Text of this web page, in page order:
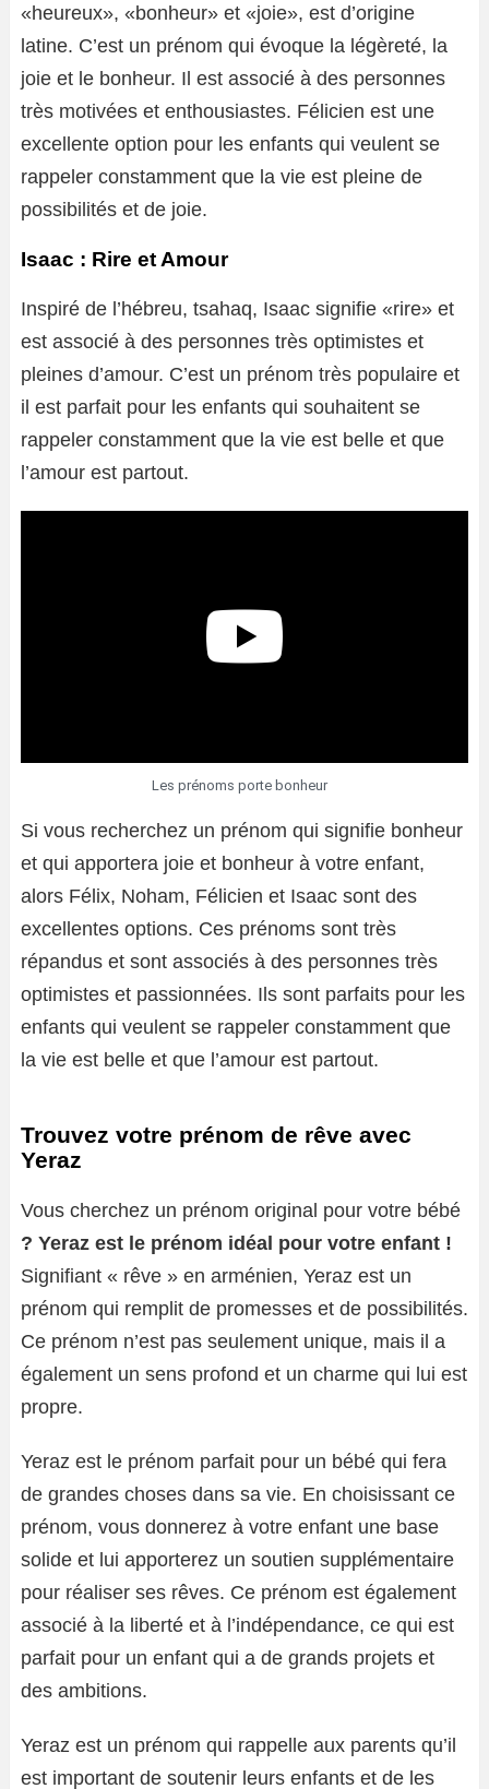
«heureux», «bonheur» et «joie», est d’origine
latine. C’est un prénom qui évoque la légèreté, la
joie et le bonheur. Il est associé à des personnes
très motivées et enthousiastes. Félicien est une
excellente option pour les enfants qui veulent se
rappeler constamment que la vie est pleine de
possibilités et de joie.
Isaac : Rire et Amour
Inspiré de l’hébreu, tsahaq, Isaac signifie «rire» et
est associé à des personnes très optimistes et
pleines d’amour. C’est un prénom très populaire et
il est parfait pour les enfants qui souhaitent se
rappeler constamment que la vie est belle et que
l’amour est partout.
Les prénoms porte bonheur
Si vous recherchez un prénom qui signifie bonheur
et qui apportera joie et bonheur à votre enfant,
alors Félix, Noham, Félicien et Isaac sont des
excellentes options. Ces prénoms sont très
répandus et sont associés à des personnes très
optimistes et passionnées. Ils sont parfaits pour les
enfants qui veulent se rappeler constamment que
la vie est belle et que l’amour est partout.
Trouvez votre prénom de rêve avec
Yeraz
Vous cherchez un prénom original pour votre bébé
? Yeraz est le prénom idéal pour votre enfant !
Signifiant « rêve » en arménien, Yeraz est un
prénom qui remplit de promesses et de possibilités.
Ce prénom n’est pas seulement unique, mais il a
également un sens profond et un charme qui lui est
propre.
Yeraz est le prénom parfait pour un bébé qui fera
de grandes choses dans sa vie. En choisissant ce
prénom, vous donnerez à votre enfant une base
solide et lui apporterez un soutien supplémentaire
pour réaliser ses rêves. Ce prénom est également
associé à la liberté et à l’indépendance, ce qui est
parfait pour un enfant qui a de grands projets et
des ambitions.
Yeraz est un prénom qui rappelle aux parents qu’il
est important de soutenir leurs enfants et de les